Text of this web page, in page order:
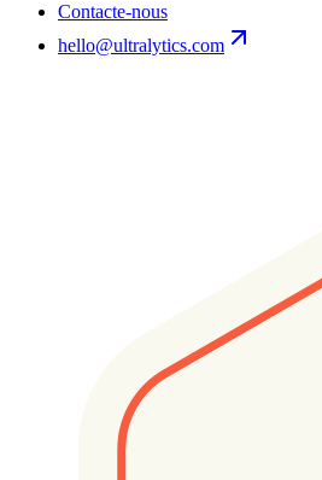
Contacte-nous
hello@ultralytics.com